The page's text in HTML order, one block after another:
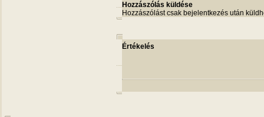
Hozzászólás küldése
Hozzászólást csak bejelentkezés után
Értékelés